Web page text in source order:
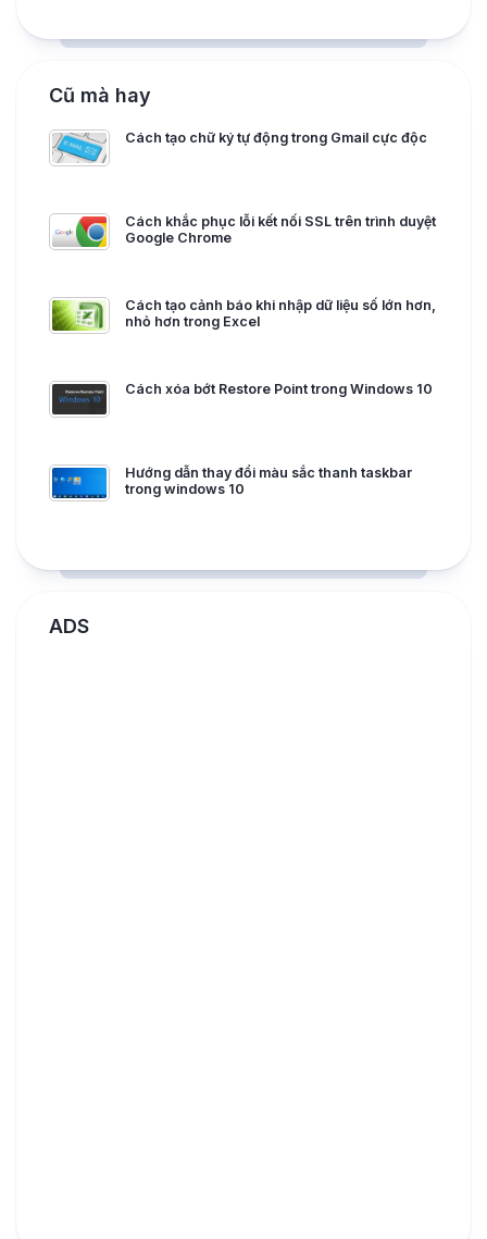
Cũ mà hay
Cách tạo chữ ký tự động trong Gmail cực độc
Cách khắc phục lỗi kết nối SSL trên trình duyệt
Google Chrome
Cách tạo cảnh báo khi nhập dữ liệu số lớn hơn,
nhỏ hơn trong Excel
Cách xóa bớt Restore Point trong Windows 10
Hướng dẫn thay đổi màu sắc thanh taskbar
trong windows 10
ADS